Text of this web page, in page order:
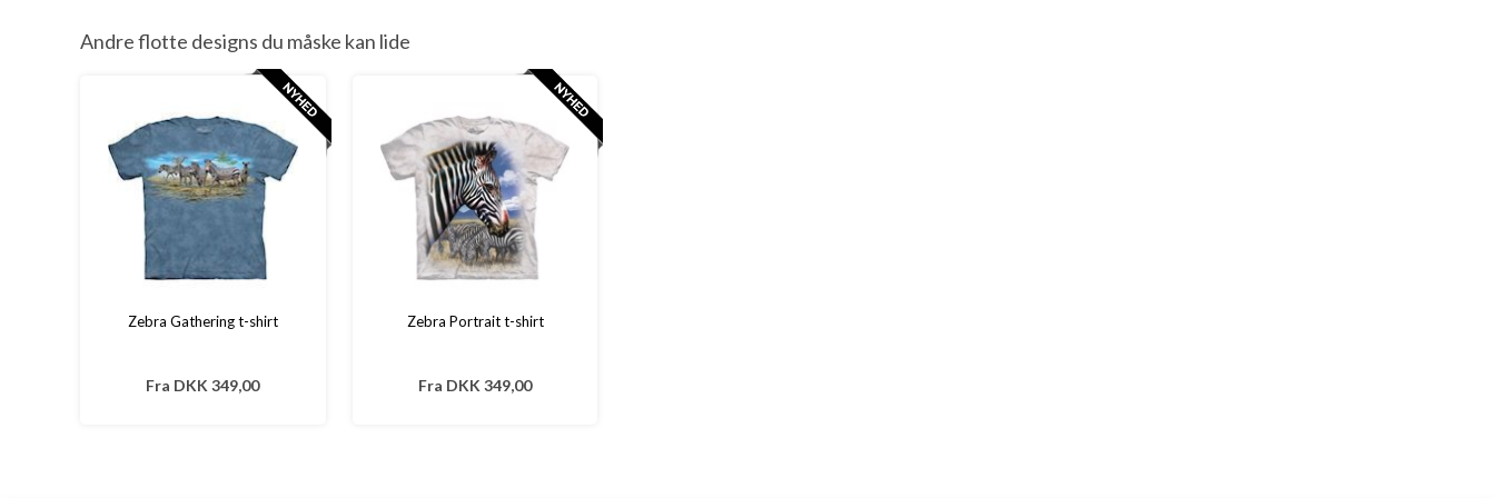
Andre flotte designs du måske kan lide
Zebra Gathering t-shirt
Fra DKK 349,00
Zebra Portrait t-shirt
Fra DKK 349,00